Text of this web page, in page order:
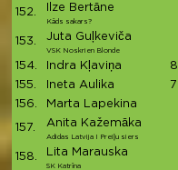
152. Ilze Bertāne
Kāds sakars?
153. Juta Guļkeviča
VSK Noskrien Blonde
154. Indra Kļaviņa
155.
Ineta Aulika
156.
Marta Lapekina
157. Anita Kažemāka
Adidas Latvija I Preiļu siers
158. Lita Marauska
SK Katrīna